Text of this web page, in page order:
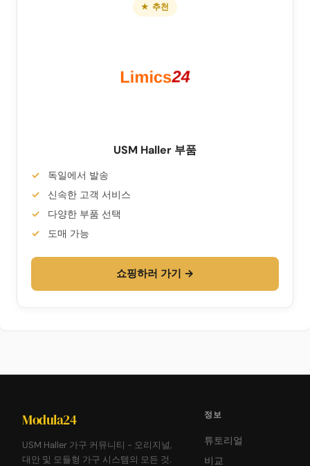
★ 추천
USM Haller 부품
독일에서 발송
신속한 고객 서비스
다양한 부품 선택
도매 가능
쇼핑하러 가기 →
Modula24
USM Haller 가구 커뮤니티 - 오리지널,
대안 및 모듈형 가구 시스템의 모든 것.
정보
튜토리얼
비교